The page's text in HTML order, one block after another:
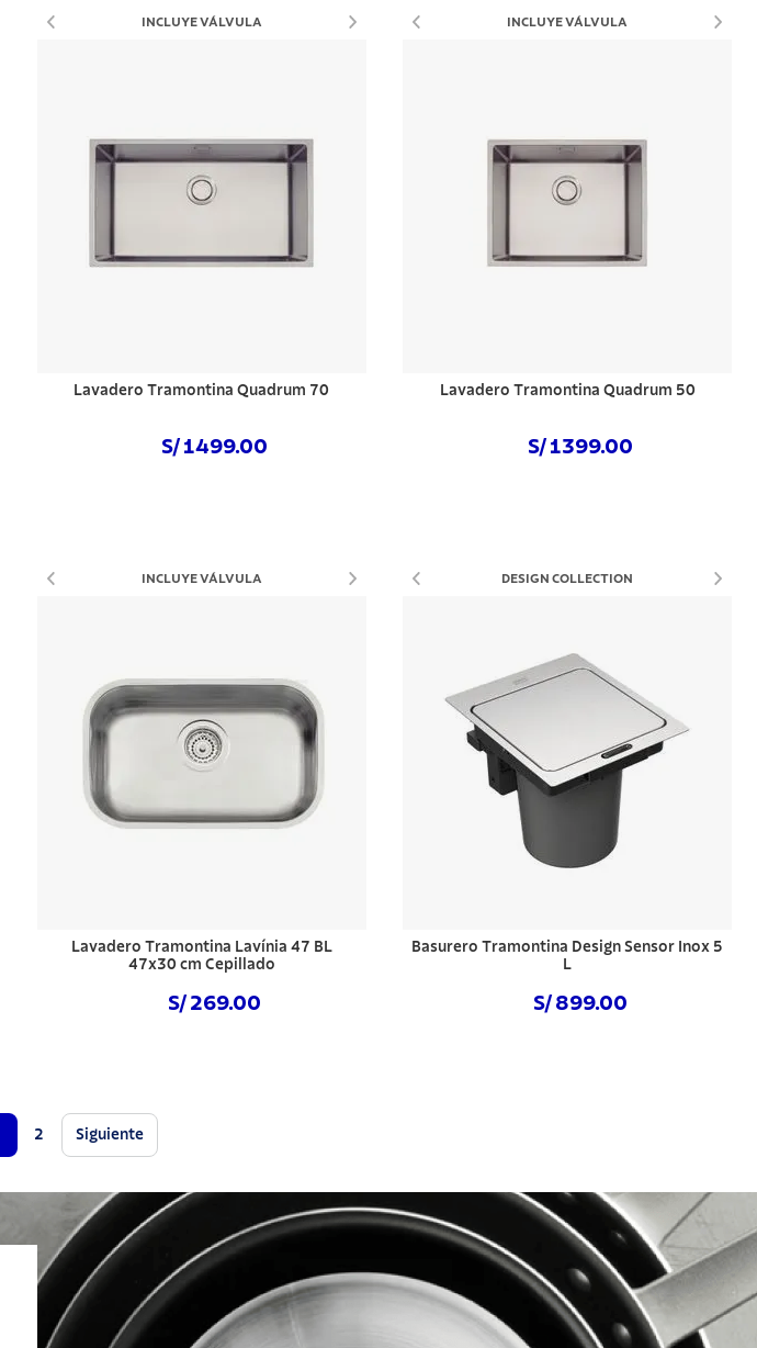
INCLUYE VÁLVULA
Lavadero Tramontina Quadrum 70
S/ 1499.00
INCLUYE VÁLVULA
Lavadero Tramontina Quadrum 50
S/ 1399.00
INCLUYE VÁLVULA
Lavadero Tramontina Lavínia 47 BL
47x30 cm Cepillado
S/ 269.00
DESIGN COLLECTION
Basurero Tramontina Design Sensor Inox 5
L
S/ 899.00
2 Siguiente